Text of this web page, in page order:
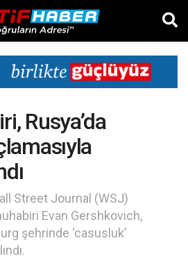
Rusya’da
Street Journal (WSJ)
Evan Gershkovich,
şehrinde ‘casusluk’